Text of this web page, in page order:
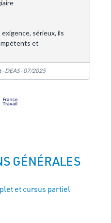
GÉNÉRALES
et cursus partiel